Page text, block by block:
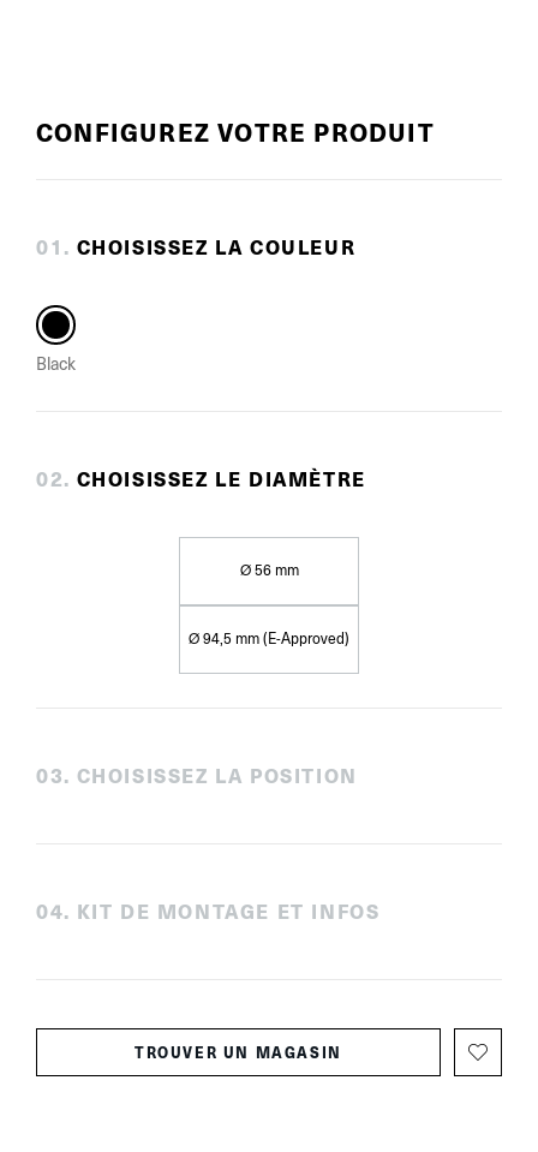
CONFIGUREZ VOTRE PRODUIT
01 . CHOISISSEZ LA COULEUR
Black
02. CHOISISSEZ LE DIAMÈTRE
Ø 56 mm
Ø 94,5 mm (E-Approved)
03. CHOISISSEZ LA POSITION
04. KIT DE MONTAGE ET INFOS
TROUVER UN MAGASIN